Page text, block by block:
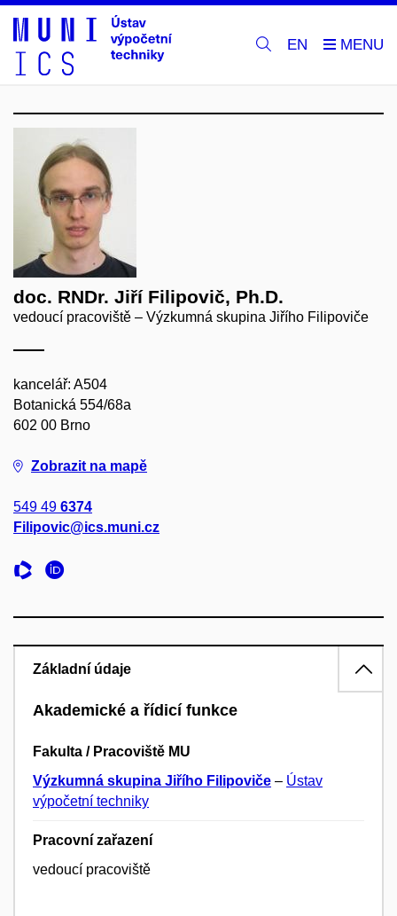
EN
doc. RNDr. Jiří Filipovič, Ph.D.
vedoucí pracoviště – Výzkumná skupina Jiřího Filipoviče
kancelář: A504
Botanická 554/68a
602 00 Brno
Zobrazit na mapě
549 49 6374
Filipovic@ics.muni.cz
Základní údaje
Akademické a řídicí funkce
Fakulta / Pracoviště MU
Výzkumná skupina Jiřího Filipoviče – Ústav
výpočetní techniky
Pracovní zařazení
vedoucí pracoviště